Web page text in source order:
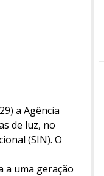
a Agência
de luz, no
(SIN). O
a uma geração